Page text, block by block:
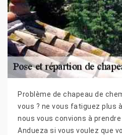
Problème de chapeau de
vous ? ne vous fatiguez plus
nous vous convions à
Andueza si vous voulez que